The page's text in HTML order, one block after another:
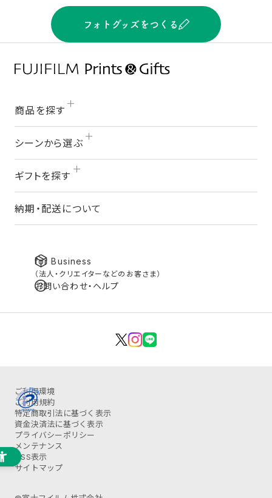
フォトグッズをつくる
商品を探す
シーンから選ぶ
ギフトを探す
納期・配送について
for Business
（法人・クリエイターなどのお客さま）
お問い合わせ・ヘルプ
ご利用環境
ご利用規約
特定商取引法に基づく表示
資金決済法に基づく表示
プライバシーポリシー
メンテナンス
OSS表示
サイトマップ